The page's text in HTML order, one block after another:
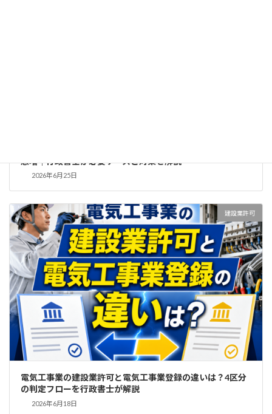
急増｜行政書士が必要ケースと対策を解説
2026年6月25日
建設業許可
電気工事業の建設業許可と電気工事業登録の違いは？4区分
の判定フローを行政書士が解説
2026年6月18日